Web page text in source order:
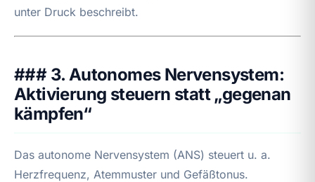
unter Druck beschreibt.
### 3. Autonomes Nervensystem:
Aktivierung steuern statt „gegenan
kämpfen“
Das autonome Nervensystem (ANS) steuert u. a.
Herzfrequenz, Atemmuster und Gefäßtonus.